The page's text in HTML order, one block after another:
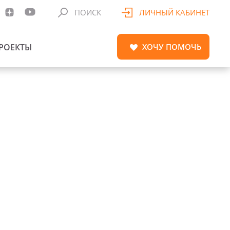
ПОИСК ЛИЧНЫЙ КАБИНЕТ
ХОЧУ ПОМОЧЬ